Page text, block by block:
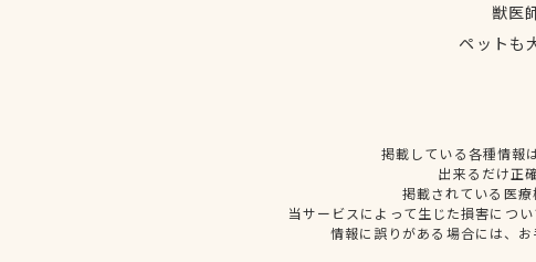
獣医
ペットも
掲載している各種情報
出来るだけ正
掲載されている医
当サービスによって生じた損害につ
情報に誤りがある場合には、